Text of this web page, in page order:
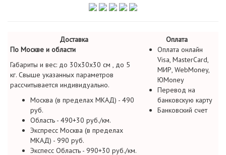
Доставка
Оплата
По Москве и области
Габариты и вес: до 30х30х30 см , до 5
кг. Свыше указанных параметров
рассчитывается индивидуально.
Москва (в пределах МКАД) - 490
руб.
Область - 490+30 руб./км.
Экспресс Москва (в пределах
МКАД) - 990 руб.
Экспесс Область - 990+30 руб./км.
Оплата онлайн
Visa, MasterCard,
МИР, WebMoney,
ЮMoney
Перевод на
банковскую карту
Банковский счет